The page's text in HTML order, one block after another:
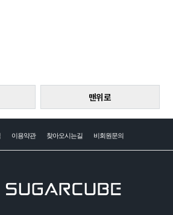
맨위로
이용약관 찾아오시는길 비회원문의